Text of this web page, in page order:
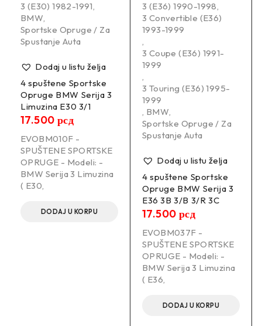
-30mm
Zadnje spuštanje:
-30mm
Maksimalna težina prednje osovine:
Maksimalna težina zadnje osovine:
ST vešanja sa ponosom mogu da se pohvale jednom od
3 (E30) 1982-1991,
BMW,
Sportske Opruge / Za
Spustanje Auta
Dodaj u listu želja
4 spuštene Sportske
Opruge BMW Serija 3
Limuzina E30 3/1
17.500 рсд
EVOBM010F -
SPUŠTENE SPORTSKE
OPRUGE - Modeli: -
BMW Serija 3 Limuzina
( E30,
DODAJ U KORPU
3 (E36) 1990-1998,
3 Convertible (E36)
1993-1999
,
3 Coupe (E36) 1991-
1999
,
3 Touring (E36) 1995-
1999
, BMW,
Sportske Opruge / Za
Spustanje Auta
Dodaj u listu želja
4 spuštene Sportske
Opruge BMW Serija 3
E36 3B 3/B 3/R 3C
17.500 рсд
EVOBM037F -
SPUŠTENE SPORTSKE
OPRUGE - Modeli: -
BMW Serija 3 Limuzina
( E36,
DODAJ U KORPU